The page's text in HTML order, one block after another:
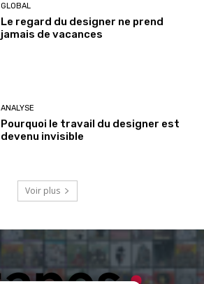
GLOBAL
Le regard du designer ne prend
jamais de vacances
ANALYSE
Pourquoi le travail du designer est
devenu invisible
Voir plus